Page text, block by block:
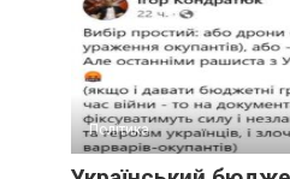
Політика